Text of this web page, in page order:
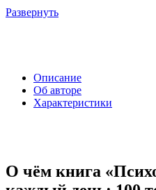
Развернуть
Описание
Об авторе
Характеристики
О чём книга